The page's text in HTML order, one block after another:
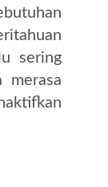
sering
merasa